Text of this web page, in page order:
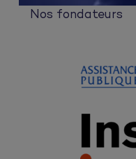
Nos fondateurs